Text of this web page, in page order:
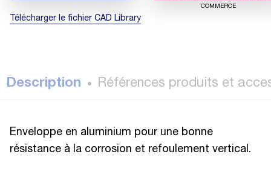
COMMERCE
Télécharger le fichier CAD Library
Description Références produits et
Enveloppe en aluminium pour une bonne
résistance à la corrosion et refoulement vertical.